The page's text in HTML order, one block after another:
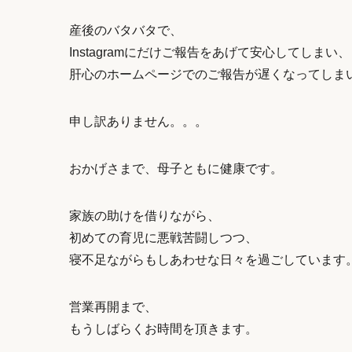
産後のバタバタで、
Instagramにだけご報告をあげて安心してしまい、
肝心のホームページでのご報告が遅くなってしま
申し訳ありません。。。
おかげさまで、母子ともに健康です。
家族の助けを借りながら、
初めての育児に悪戦苦闘しつつ、
寝不足ながらもしあわせな日々を過ごしています。
営業再開まで、
もうしばらくお時間を頂きます。